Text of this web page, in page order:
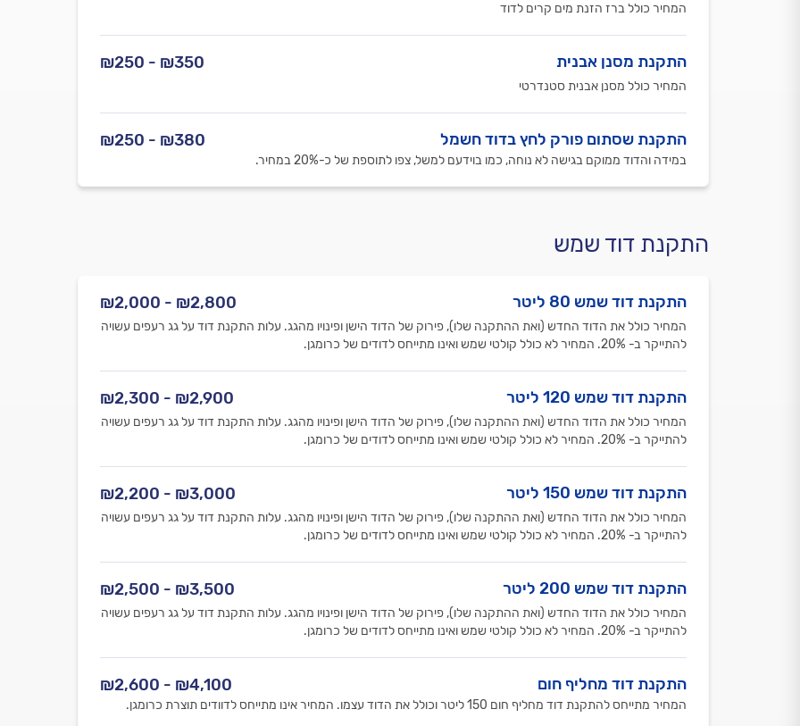
המחיר כולל ברז הזנת מים קרים לדוד
התקנת מסנן אבנית ₪350 - ₪250
המחיר כולל מסנן אבנית סטנדרטי
התקנת שסתום פורק לחץ בדוד חשמל ₪380 - ₪250
במידה והדוד ממוקם בגישה לא נוחה, כמו בוידעם למשל, צפו לתוספת של כ-20% במחיר.
התקנת דוד שמש
התקנת דוד שמש 80 ליטר ₪2,800 - ₪2,000
המחיר כולל את הדוד החדש (ואת ההתקנה שלו), פירוק של הדוד הישן ופינויו מהגג. עלות התקנת דוד על גג רעפים עשויה
להתייקר ב- 20%. המחיר לא כולל קולטי שמש ואינו מתייחס לדודים של כרומגן.
התקנת דוד שמש 120 ליטר ₪2,900 - ₪2,300
המחיר כולל את הדוד החדש (ואת ההתקנה שלו), פירוק של הדוד הישן ופינויו מהגג. עלות התקנת דוד על גג רעפים עשויה
להתייקר ב- 20%. המחיר לא כולל קולטי שמש ואינו מתייחס לדודים של כרומגן.
התקנת דוד שמש 150 ליטר ₪3,000 - ₪2,200
המחיר כולל את הדוד החדש (ואת ההתקנה שלו), פירוק של הדוד הישן ופינויו מהגג. עלות התקנת דוד על גג רעפים עשויה
להתייקר ב- 20%. המחיר לא כולל קולטי שמש ואינו מתייחס לדודים של כרומגן.
התקנת דוד שמש 200 ליטר ₪3,500 - ₪2,500
המחיר כולל את הדוד החדש (ואת ההתקנה שלו), פירוק של הדוד הישן ופינויו מהגג. עלות התקנת דוד על גג רעפים עשויה
להתייקר ב- 20%. המחיר לא כולל קולטי שמש ואינו מתייחס לדודים של כרומגן.
התקנת דוד מחליף חום ₪4,100 - ₪2,600
המחיר מתייחס להתקנת דוד מחליף חום 150 ליטר וכולל את הדוד עצמו. המחיר אינו מתייחס לדוודים תוצרת כרומגן.